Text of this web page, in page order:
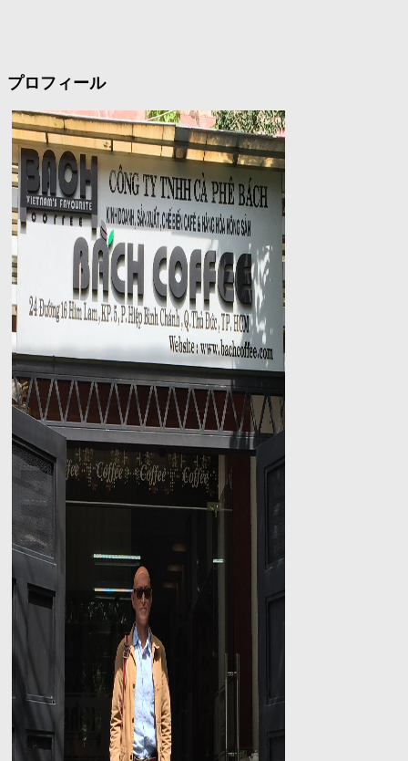
プロフィール